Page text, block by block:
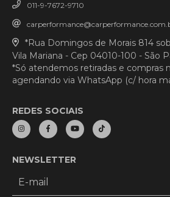
011-9-7672-9710
*Rua Domingos de Morais 814
Vila Mariana - Cep 04010-100 - São
*Só atendemos retiradas e compras
agendando via WhatsApp (c/ hora
REDES SOCIAIS
NEWSLETTER